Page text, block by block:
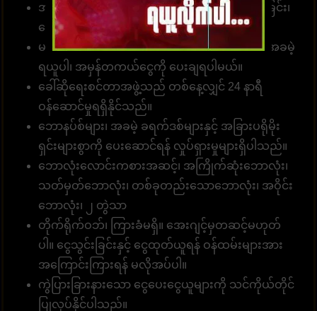
အမှန်အကန်ငွေပေးချေခြင်း၊ လျှင်မြန်သောငွေလွှဲခြင်း၊
ငွေကြေးယုံကြည်စိတ်ချခြင်း။
မန်ဘာ အသစ်အတွက် လျှောက်ထားပါ၊ ခရက်ဒစ်အခမဲ့
ရယူပါ၊ အမှန်တကယ်ငွေကို ပေးချရပါမယ်။
ခေါ်ဆိုရေးစင်တာအဖွဲ့သည် တစ်နေ့လျှင် 24 နာရီ
ဝန်ဆောင်မှုရရှိနိုင်သည်။
ဘောနပ်စ်များ၊ အခမဲ့ ခရက်ဒစ်များနှင့် အခြားပရိုမိုး
ရှင်းများစွာကို ပေးဆောင်ရန် လှုပ်ရှားမှုများရှိပါသည်။
ဘောလုံးလောင်းကစားအဆင့်၊ အကြိုက်ဆုံးဘောလုံး၊
သတ်မှတ်ဘောလုံး၊ တစ်ခုတည်းသောဘောလုံး၊ အဝိုင်း
ဘောလုံး၊ ၂ တွဲသာ
တိုက်ရိုက်ဝဘ်၊ ကြားခံမရှိ။ အေးဂျင့်မှတဆင့်မဟုတ်
ပါ။ ငွေသွင်းခြင်းနှင့် ငွေထုတ်ယူရန် ဝန်ထမ်းများအား
အကြောင်းကြားရန် မလိုအပ်ပါ။
ကွဲပြားခြားနားသော ငွေပေးငွေယူများကို သင်ကိုယ်တိုင်
ပြုလုပ်နိုင်ပါသည်။